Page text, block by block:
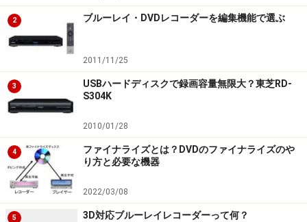
2 ブルーレイ・DVDレコーダーを編集機能で選ぶ
2011/11/25
3
USBハードディスクで録画容量無限大？東芝RD-
S304K
2010/01/28
4
ファイナライズとは？DVDのファイナライズのや
り方と必要な機器
2022/03/08
5 3D対応ブルーレイレコーダーって何？